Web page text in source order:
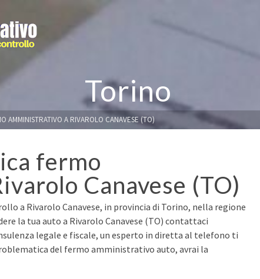
Torino
AMMINISTRATIVO A RIVAROLO CANAVESE (TO)
fermo
Canavese (TO)
a Rivarolo Canavese, in provincia di Torino, nella regione
la tua auto a Rivarolo Canavese (TO) contattaci
legale e fiscale, un esperto in diretta al telefono ti
del fermo amministrativo auto, avrai la